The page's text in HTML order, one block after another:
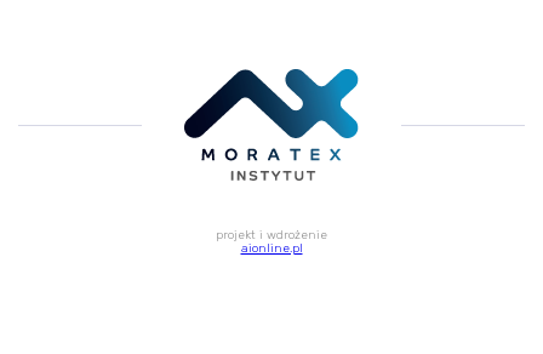
projekt i wdrożenie
aionline.pl